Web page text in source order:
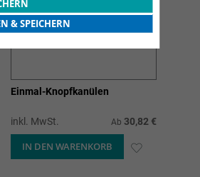
Einmal-Knopfkanülen
inkl. MwSt. Ab 30,82 €
IN DEN WARENKORB ZUR
& SPEICHERN